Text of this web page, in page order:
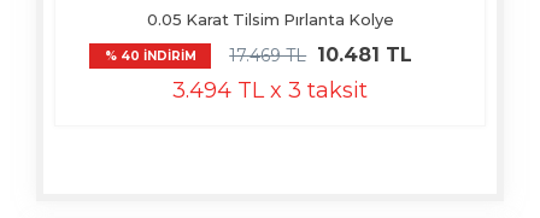
0.05 Karat Tilsim Pırlanta Kolye
% 40 İNDİRİM 17.469 TL 10.481 TL
3.494 TL x 3 taksit